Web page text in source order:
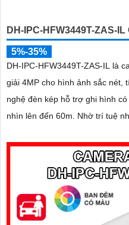
chuẩn chống nước IP67
DH-IPC-HFW3449T-ZAS-
5%-35%
DH-IPC-HFW3449T-ZAS-IL là
giải 4MP cho hình ảnh sắc nét,
nghệ đèn kép hỗ trợ ghi hình
nhìn lên đến 60m. Nhờ trí tuệ nhân tạo AI, camera có khả năng
nâng cao hiệu quả an ninh hỗ
chống nước IP67